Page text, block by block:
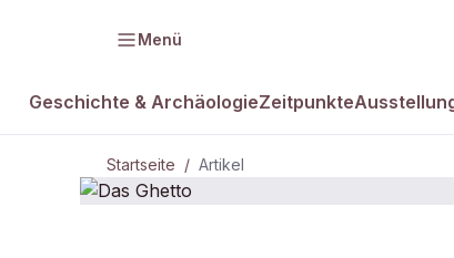
Menü
Geschichte & ArchäologieZeitpunkte
Startseite / Artikel